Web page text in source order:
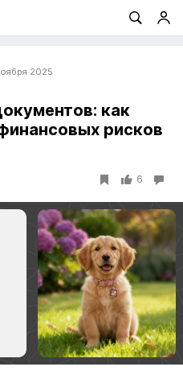
2025
как
рисков
6